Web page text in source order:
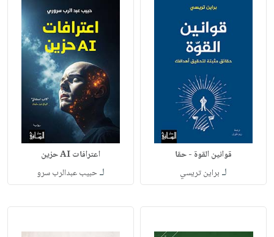
قوانين القوة - حقا
لـ براين تريسي
اعترافات AI حزين
لـحبيب عبدالرب سرو